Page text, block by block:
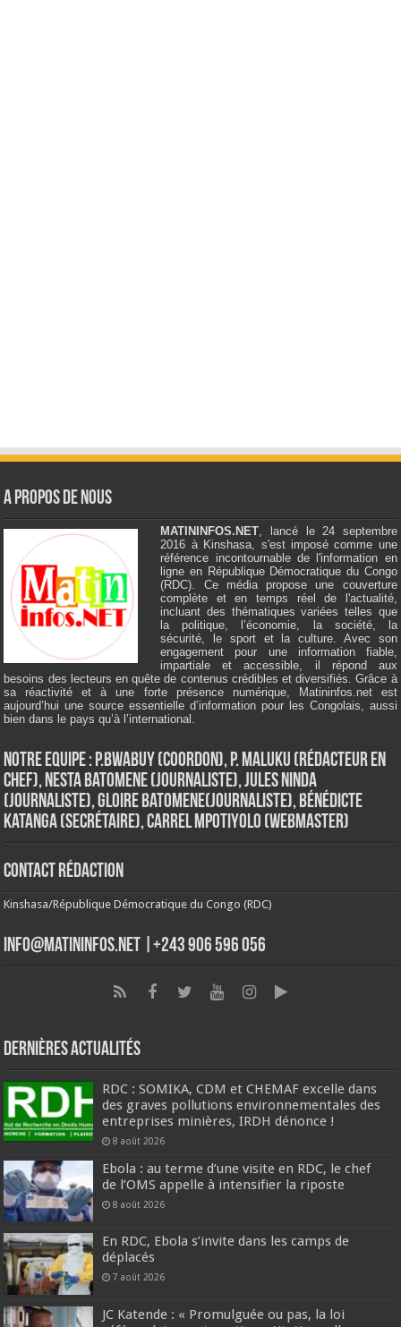
A Propos de Nous
MATININFOS.NET, lancé le 24 septembre
2016 à Kinshasa, s'est imposé comme une
référence incontournable de l'information en
ligne en République Démocratique du Congo
(RDC). Ce média propose une couverture
complète et en temps réel de l'actualité,
incluant des thématiques variées telles que
la politique, l’économie, la société, la
sécurité, le sport et la culture. Avec son
engagement pour une information fiable,
impartiale et accessible, il répond aux
besoins des lecteurs en quête de contenus crédibles et diversifiés. Grâce à
sa réactivité et à une forte présence numérique, Matininfos.net est
aujourd’hui une source essentielle d’information pour les Congolais, aussi
bien dans le pays qu’à l’international.
Notre Equipe : P.Bwabuy (Coordon), P. Maluku (Rédacteur en
Chef), Nesta Batomene (Journaliste), Jules Ninda
(Journaliste), Gloire Batomene(Journaliste), Bénédicte
Katanga (Secrétaire), Carrel Mpotiyolo (Webmaster)
Contact Rédaction
Kinshasa/République Démocratique du Congo (RDC)
info@matininfos.net |+243 906 596 056
Dernières Actualités
RDC : SOMIKA, CDM et CHEMAF excelle dans
des graves pollutions environnementales des
entreprises minières, IRDH dénonce !
8 août 2026
Ebola : au terme d’une visite en RDC, le chef
de l’OMS appelle à intensifier la riposte
8 août 2026
En RDC, Ebola s’invite dans les camps de
déplacés
7 août 2026
JC Katende : « Promulguée ou pas, la loi